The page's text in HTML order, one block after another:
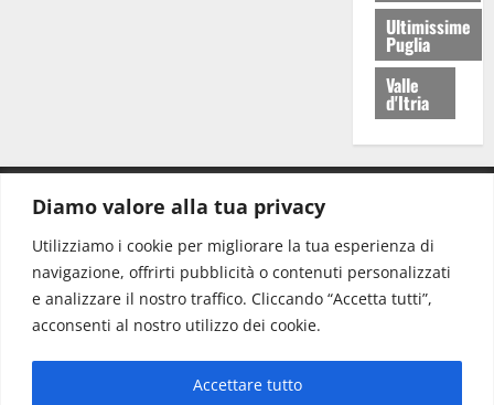
Diamo valore alla tua privacy
Utilizziamo i cookie per migliorare la tua esperienza di
navigazione, offrirti pubblicità o contenuti personalizzati
e analizzare il nostro traffico. Cliccando “Accetta tutti”,
acconsenti al nostro utilizzo dei cookie.
Accettare tutto
Ultimissime
Puglia
Valle
d'Itria
Redazione: redazione@www.martinasera.it
Direttore:direttore@www.martinasera.it
Info & Commerciale:info@www.martinasera.it